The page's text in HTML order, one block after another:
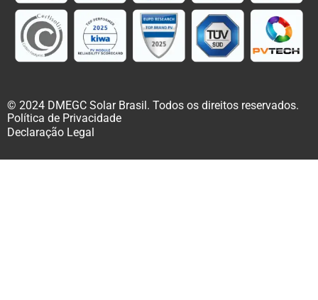
© 2024 DMEGC Solar Brasil. Todos os direitos reservados.
Política de Privacidade
Declaração Legal